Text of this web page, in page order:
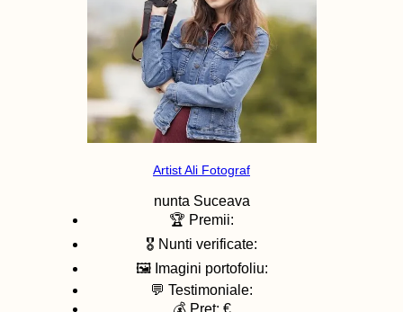
Artist Ali Fotograf
nunta Suceava
🏆 Premii:
🎖️ Nunti verificate:
🖼️ Imagini portofoliu:
💬 Testimoniale: